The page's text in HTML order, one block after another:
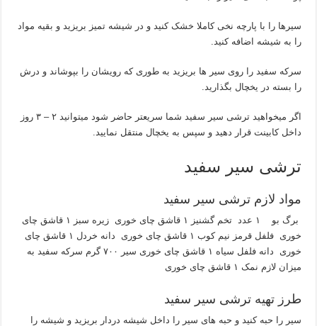
سیرها را با پارچه نخی کاملا خشک کنید و در شیشه تمیز بریزید و بقیه مواد
را به شیشه اضافه کنید.
سرکه سفید را روی سیر ها بریزید به طوری که رویشان را بپوشاند و درش
را بسته در یخچال بگذارید.
اگر میخواهید ترشی سیر سفید شما سریعتر حاضر شود میتوانید ۲ – ۳ روز
داخل کابینت قرار دهید و سپس به یخچال منتقل نمایید.
ترشی سیر سفید
مواد لازم ترشی سیر سفید
برگ بو ۱ عدد تخم گشنیز ۱ قاشق چای خوری زیره سبز ۱ قاشق چای
خوری فلفل قرمز نیم کوب ۱ قاشق چای خوری دانه خردل ۱ قاشق چای
خوری دانه فلفل سیاه ۱ قاشق چای خوری سیر ۷۰۰ گرم سرکه سفید به
میزان لازم نمک ۱ قاشق چای خوری
طرز تهیه ترشی سیر سفید
سیر را حبه کنید و حبه های سیر را داخل شیشه دردار بریزید و شیشه را